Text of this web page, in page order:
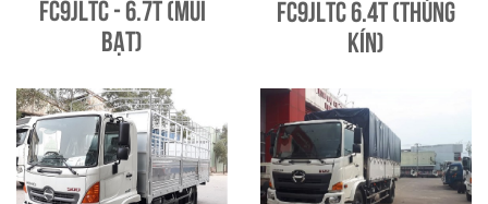
FC9JLTC - 6.7T (Mui
bạt)
FC9JLTC 6.4T (Thùng
kín)